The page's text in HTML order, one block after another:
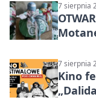
7 sierpnia
7 sierpnia
Kino